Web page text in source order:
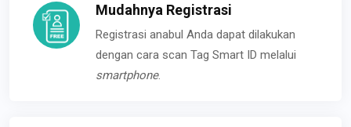
Mudahnya Registrasi
Registrasi anabul Anda dapat dilakukan
dengan cara scan Tag Smart ID melalui
smartphone.